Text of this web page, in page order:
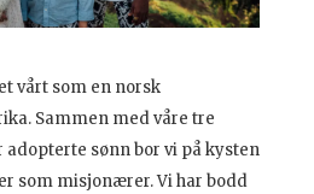
vårt som en norsk
Sammen med våre tre
adopterte sønn bor vi på kysten
som misjonærer. Vi har bodd